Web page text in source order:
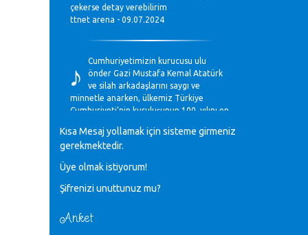
çekerse detay verebilirim
ttnet arena - 09.07.2024
♪
Cumhuriyetimizin kurucusu ulu
önder Gazi Mustafa Kemal Atatürk
ve silah arkadaşlarını saygı ve
minnetle anarken, ülkemiz Türkiye
Cumhuriyeti’nin kuruluşunun 100. yılını en
Mavi Nota - 28.10.2023
♪
Müzik Bölümlerinin Eğitim
Gülşah Sargın Kaptaş - 28.10.2023
Kısa Mesaj yollamak için sisteme girmeniz
gerekmektedir.
Üye olmak istiyorum!
Şifrenizi unuttunuz mu?
Anket